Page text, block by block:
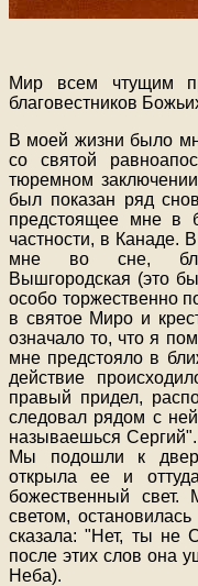
Мир всем чтущим
благовестников
В моей жизни было
со святой
тюремном
был показан ряд
предстоящее мне в
частности, в Канаде.
мне во сне,
Вышгородская (это
особо торжественно
в святое Миро и
означало то, что я
мне предстояло в
действие
правый придел,
следовал рядом с
называешься
Мы подошли к
открыла ее и
божественный свет.
светом,
сказала: "Нет, ты не
после этих слов она
Неба).